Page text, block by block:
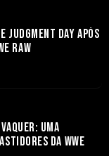
JUDGMENT DAY APÓS
RAW
UMA
DA WWE